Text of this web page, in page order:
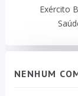
Exército
NENHUM